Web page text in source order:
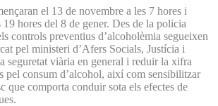
el 13 de novembre a les 7 hores i
19 hores del 8 de gener. Des de la policia
controls preventius d’alcoholèmia segueixen
pel ministeri d’Afers Socials, Justícia i
seguretat viària en general i reduir la xifra
pel consum d’alcohol, així com sensibilitzar
que comporta conduir sota els efectes de